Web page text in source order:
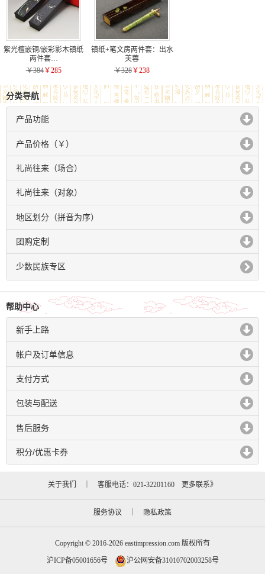
紫光檀嵌铜/嵌彩影木镇纸
两件套…
￥384￥285
镇纸+笔文房两件套：出水
芙蓉
￥328￥238
分类导航
产品功能
click to expand contents
产品价格（￥）
click to expand contents
礼尚往来（场合）
click to expand contents
礼尚往来（对象）
click to expand contents
地区划分（拼音为序）
click to expand contents
团购定制
click to expand contents
少数民族专区
帮助中心
新手上路
click to expand contents
帐户及订单信息
click to expand contents
支付方式
click to expand contents
包装与配送
click to expand contents
售后服务
click to expand contents
积分/优惠卡券
click to expand contents
关于我们 ｜ 客服电话：021-32201160 更多联系》
服务协议 隐私政策
Copyright © 2016-2026 eastimpression.com 版权所有
沪ICP备05001656号 沪公网安备31010702003258号